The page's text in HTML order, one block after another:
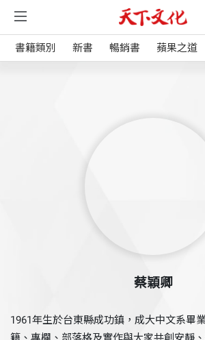
書籍類別 新書 暢銷書 蘋果之道
蔡穎卿
1961年生於台東縣成功鎮，成大中文系畢